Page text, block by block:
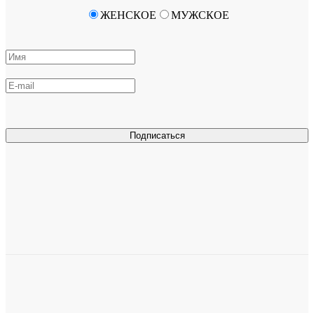
Подписаться
ЖЕНСКОЕ МУЖСКОЕ